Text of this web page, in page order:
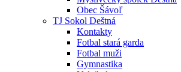
Obec Šávoľ
TJ Sokol Deštná
Kontakty
Fotbal stará garda
Fotbal muži
Gymnastika